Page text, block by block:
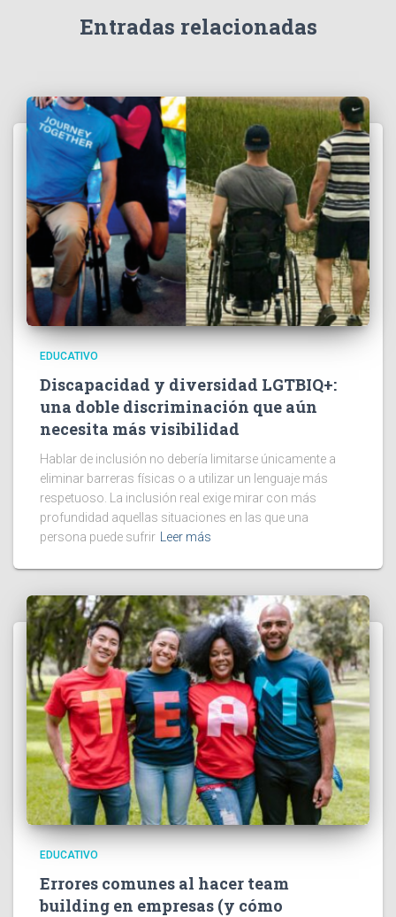
Entradas relacionadas
EDUCATIVO
Discapacidad y diversidad LGTBIQ+:
una doble discriminación que aún
necesita más visibilidad
Hablar de inclusión no debería limitarse únicamente a
eliminar barreras físicas o a utilizar un lenguaje más
respetuoso. La inclusión real exige mirar con más
profundidad aquellas situaciones en las que una
persona puede sufrir
Leer más
EDUCATIVO
Errores comunes al hacer team
building en empresas (y cómo